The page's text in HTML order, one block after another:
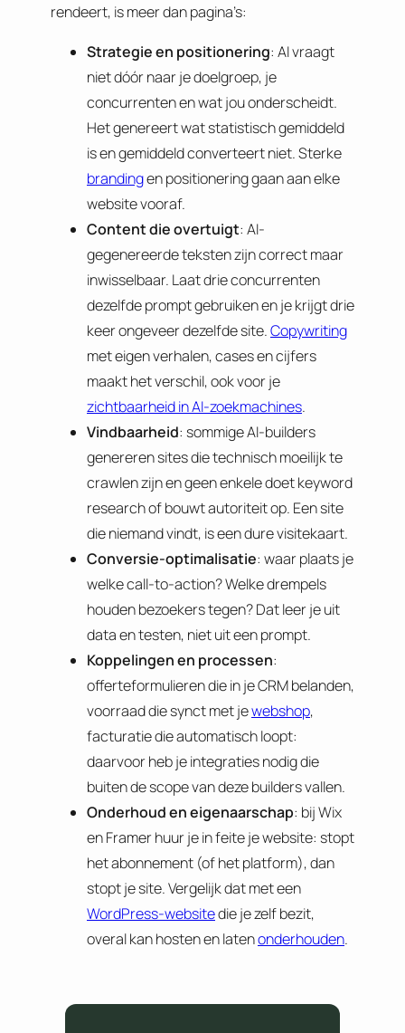
rendeert, is meer dan pagina’s:
Strategie en positionering: AI vraagt
niet dóór naar je doelgroep, je
concurrenten en wat jou onderscheidt.
Het genereert wat statistisch gemiddeld
is en gemiddeld converteert niet. Sterke
brandingen positionering gaan aan elke
website vooraf.
Content die overtuigt: AI-
gegenereerde teksten zijn correct maar
inwisselbaar. Laat drie concurrenten
dezelfde prompt gebruiken en je krijgt drie
keer ongeveer dezelfde site.Copywriting
met eigen verhalen, cases en cijfers
maakt het verschil, ook voor je
zichtbaarheid in AI-zoekmachines.
Vindbaarheid: sommige AI-builders
genereren sites die technisch moeilijk te
crawlen zijn en geen enkele doet keyword
research of bouwt autoriteit op. Een site
die niemand vindt, is een dure visitekaart.
Conversie-optimalisatie: waar plaats je
welke call-to-action? Welke drempels
houden bezoekers tegen? Dat leer je uit
data en testen, niet uit een prompt.
Koppelingen en processen:
offerteformulieren die in je CRM belanden,
voorraad die synct met jewebshop,
facturatie die automatisch loopt:
daarvoor heb je integraties nodig die
buiten de scope van deze builders vallen.
Onderhoud en eigenaarschap: bij Wix
en Framer huur je in feite je website: stopt
het abonnement (of het platform), dan
stopt je site. Vergelijk dat met een
WordPress-websitedie je zelf bezit,
overal kan hosten en latenonderhouden.